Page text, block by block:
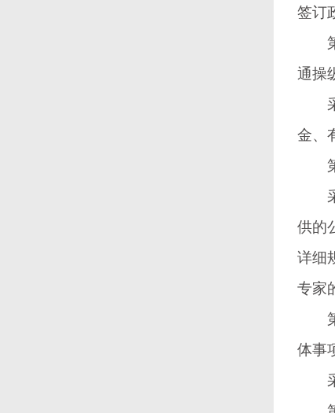
签订
第
通操
采
金、
第
采
供的
详细
专家
第
体事
采